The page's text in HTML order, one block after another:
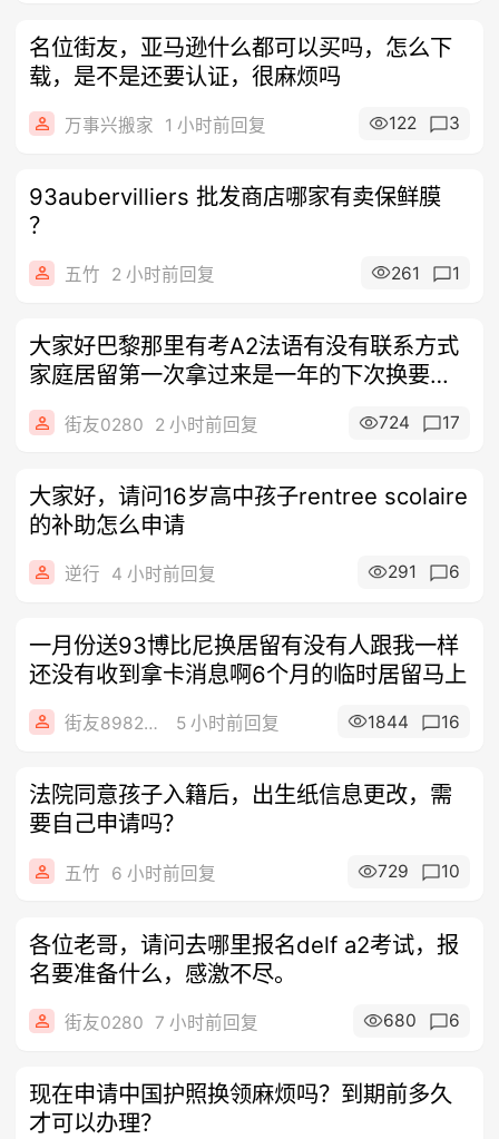
名位街友，亚马逊什么都可以买吗，怎么下
载，是不是还要认证，很麻烦吗
万事兴搬家 1 小时前回复 122 3
93aubervilliers 批发商店哪家有卖保鲜膜
？
五竹 2 小时前回复 261 1
大家好巴黎那里有考A2法语有没有联系方式
家庭居留第一次拿过来是一年的下次换要不
要
街友0280 2 小时前回复 724 17
大家好，请问16岁高中孩子rentree scolaire
的补助怎么申请
逆行 4 小时前回复 291 6
一月份送93博比尼换居留有没有人跟我一样
还没有收到拿卡消息啊6个月的临时居留马上
街友89823054 5 小时前回复 1844 16
法院同意孩子入籍后，出生纸信息更改，需
要自己申请吗？
五竹 6 小时前回复 729 10
各位老哥，请问去哪里报名delf a2考试，报
名要准备什么，感激不尽。
街友0280 7 小时前回复 680 6
现在申请中国护照换领麻烦吗？到期前多久
才可以办理？